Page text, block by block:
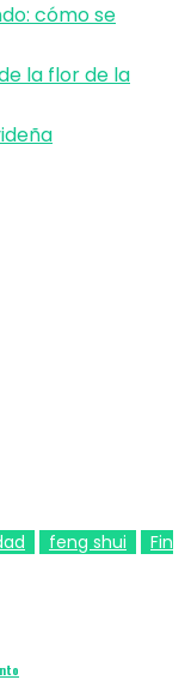
cómo se
la flor de la
feng shui
Fin